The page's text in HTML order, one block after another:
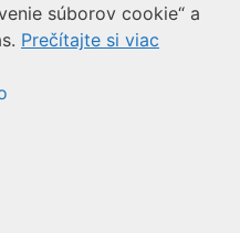
súborov cookie“ a
Prečítajte si viac